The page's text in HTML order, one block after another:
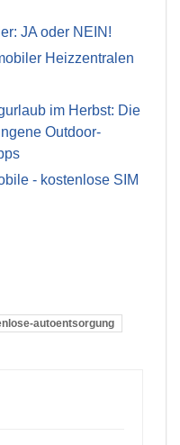
JA oder NEIN!
Heizzentralen
im Herbst: Die
Outdoor-
- kostenlose SIM
autoentsorgung